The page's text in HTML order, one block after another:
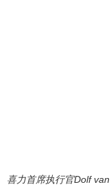
喜力首席执行官Dolf